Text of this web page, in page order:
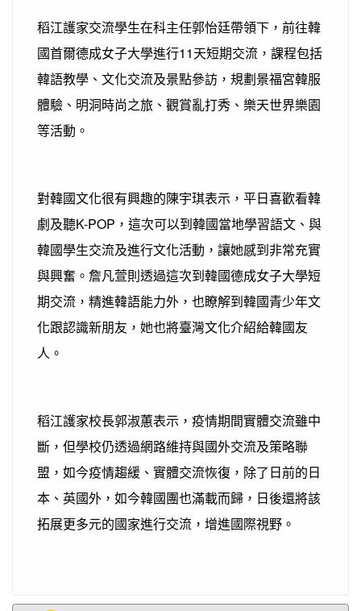
稻江護家交流學生在科主任郭怡廷帶領下，前往韓
國首爾德成女子大學進行11天短期交流，課程包括
韓語教學、文化交流及景點參訪，規劃景福宮韓服
體驗、明洞時尚之旅、觀賞亂打秀、樂天世界樂園
等活動。
對韓國文化很有興趣的陳宇琪表示，平日喜歡看韓
劇及聽K-POP，這次可以到韓國當地學習語文、與
韓國學生交流及進行文化活動，讓她感到非常充實
與興奮。詹凡萱則透過這次到韓國德成女子大學短
期交流，精進韓語能力外，也瞭解到韓國青少年文
化跟認識新朋友，她也將臺灣文化介紹給韓國友
人。
稻江護家校長郭淑蕙表示，疫情期間實體交流雖中
斷，但學校仍透過網路維持與國外交流及策略聯
盟，如今疫情趨緩、實體交流恢復，除了日前的日
本、英國外，如今韓國團也滿載而歸，日後還將該
拓展更多元的國家進行交流，增進國際視野。